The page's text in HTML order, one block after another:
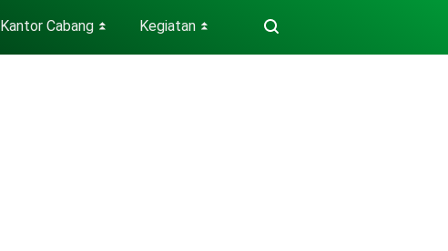
Kantor Cabang ⏬ Kegiatan ⏬